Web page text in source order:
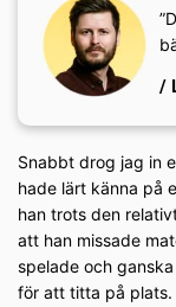
/
Snabbt drog jag in
hade lärt känna på
han trots den
att han missade
spelade och
för att titta på plats.